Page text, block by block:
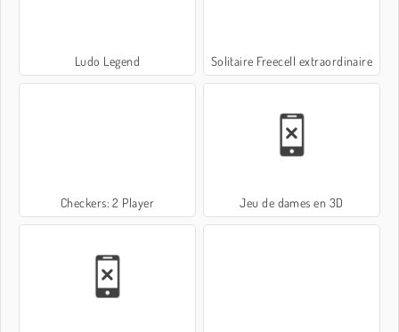
Ludo Legend Solitaire Freecell extraordinaire
Checkers: 2 Player Jeu de dames en 3D